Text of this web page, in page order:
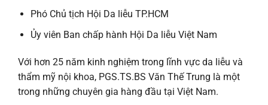
Phó Chủ tịch Hội Da liễu TP.HCM
Ủy viên Ban chấp hành Hội Da liễu Việt Nam
Với hơn 25 năm kinh nghiệm trong lĩnh vực da liễu và
thẩm mỹ nội khoa, PGS.TS.BS Văn Thế Trung là một
trong những chuyên gia hàng đầu tại Việt Nam.